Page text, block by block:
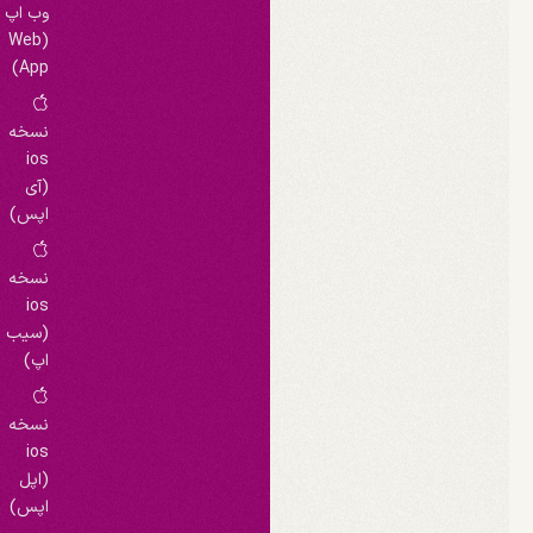
وب اپ
(Web
App)
نسخه
اپس)
نسخه
(سیب
اپ)
نسخه
(اپل
اپس)